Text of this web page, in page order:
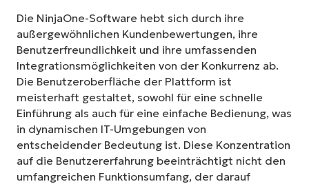
Die NinjaOne-Software hebt sich durch ihre
außergewöhnlichen Kundenbewertungen, ihre
Benutzerfreundlichkeit und ihre umfassenden
Integrationsmöglichkeiten von der Konkurrenz ab.
Die Benutzeroberfläche der Plattform ist
meisterhaft gestaltet, sowohl für eine schnelle
Einführung als auch für eine einfache Bedienung, was
in dynamischen IT-Umgebungen von
entscheidender Bedeutung ist. Diese Konzentration
auf die Benutzererfahrung beeinträchtigt nicht den
umfangreichen Funktionsumfang, der darauf